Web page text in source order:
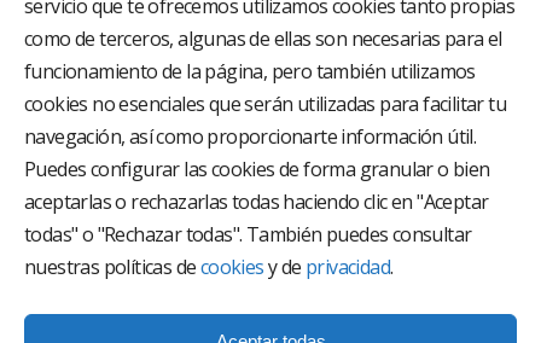
servicio que te ofrecemos utilizamos cookies tanto propias
como de terceros, algunas de ellas son necesarias para el
funcionamiento de la página, pero también utilizamos
cookies no esenciales que serán utilizadas para facilitar tu
navegación, así como proporcionarte información útil.
Puedes configurar las cookies de forma granular o bien
aceptarlas o rechazarlas todas haciendo clic en "Aceptar
todas" o "Rechazar todas". También puedes consultar
nuestras políticas decookiesy de privacidad.
El Grupo Hospitalario HLA es uno de los proveedores
hospitalarios con mayor presencia en España, creado
con el objetivo de proporcionar el acceso a una
asistencia sanitaria de alto nivel. Nuestra red asistencial
está compuesta por 18 hospitales y 37 centros médicos
multiespecialidad.
Síguenos en